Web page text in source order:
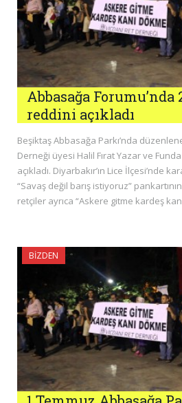
Abbasağa
reddini açıkladı
Beşiktaş Abbasağa Parkı’nda
Derneği üyesi Halil Fırat Yazar ve
açıkladı. Diyarbakır’ın Lice İlçesi’nde
“Savaş değil barış istiyoruz”
retçiler ayrıca “Askere gitme kardeş
BIZDEN